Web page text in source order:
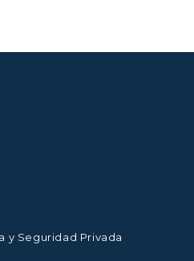
y Seguridad Privada